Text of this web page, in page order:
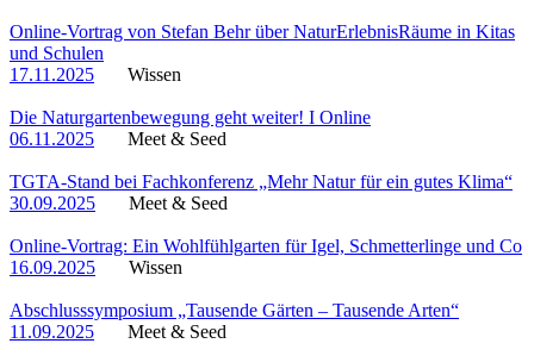
Online-Vortrag von Stefan Behr über NaturErlebnisRäume in Kitas
und Schulen
17.11.2025
Wissen
Die Naturgartenbewegung geht weiter! I Online
06.11.2025
Meet & Seed
TGTA-Stand bei Fachkonferenz „Mehr Natur für ein gutes Klima“
30.09.2025
Meet & Seed
Online-Vortrag: Ein Wohlfühlgarten für Igel, Schmetterlinge und Co
16.09.2025
Wissen
Abschlusssymposium „Tausende Gärten – Tausende Arten“
11.09.2025
Meet & Seed